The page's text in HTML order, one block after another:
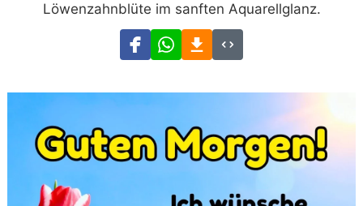
Löwenzahnblüte im sanften Aquarellglanz.